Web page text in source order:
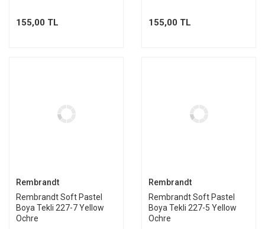
155,00 TL 155,00 TL
Rembrandt
Rembrandt Soft Pastel
Boya Tekli 227-7 Yellow
Ochre
Rembrandt
Rembrandt Soft Pastel
Boya Tekli 227-5 Yellow
Ochre